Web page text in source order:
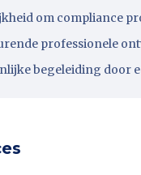
om compliance
professionele
begeleiding door